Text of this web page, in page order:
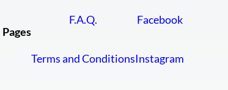
Pages
F.A.Q.
Terms and Conditions
Facebook
Instagram